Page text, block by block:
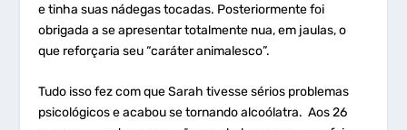
e tinha suas nádegas tocadas. Posteriormente foi
obrigada a se apresentar totalmente nua, em jaulas, o
que reforçaria seu “caráter animalesco”.
Tudo isso fez com que Sarah tivesse sérios problemas
psicológicos e acabou se tornando alcoólatra. Aos 26